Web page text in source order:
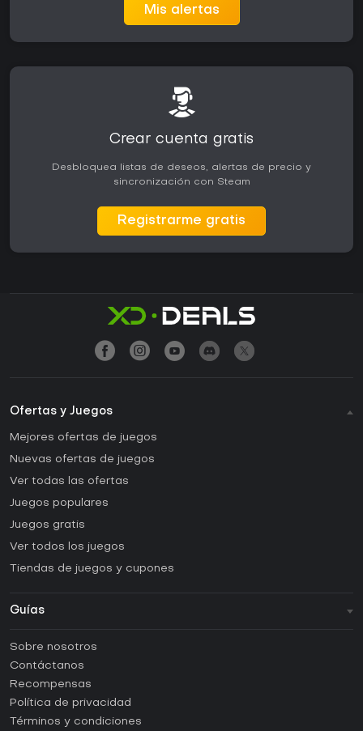
Mis alertas
Crear cuenta gratis
Desbloquea listas de deseos, alertas de precio y
sincronización con Steam
Registrarme gratis
Ofertas y Juegos
Mejores ofertas de juegos
Nuevas ofertas de juegos
Ver todas las ofertas
Juegos populares
Juegos gratis
Ver todos los juegos
Tiendas de juegos y cupones
Guías
Guías y tutoriales
¿Cómo activar una CD Key de Steam?
¿Cómo activar una CD Key de Epic Games?
¿Cómo activar una CD Key de GOG?
Sobre nosotros
Contáctanos
Recompensas
Política de privacidad
Términos y condiciones